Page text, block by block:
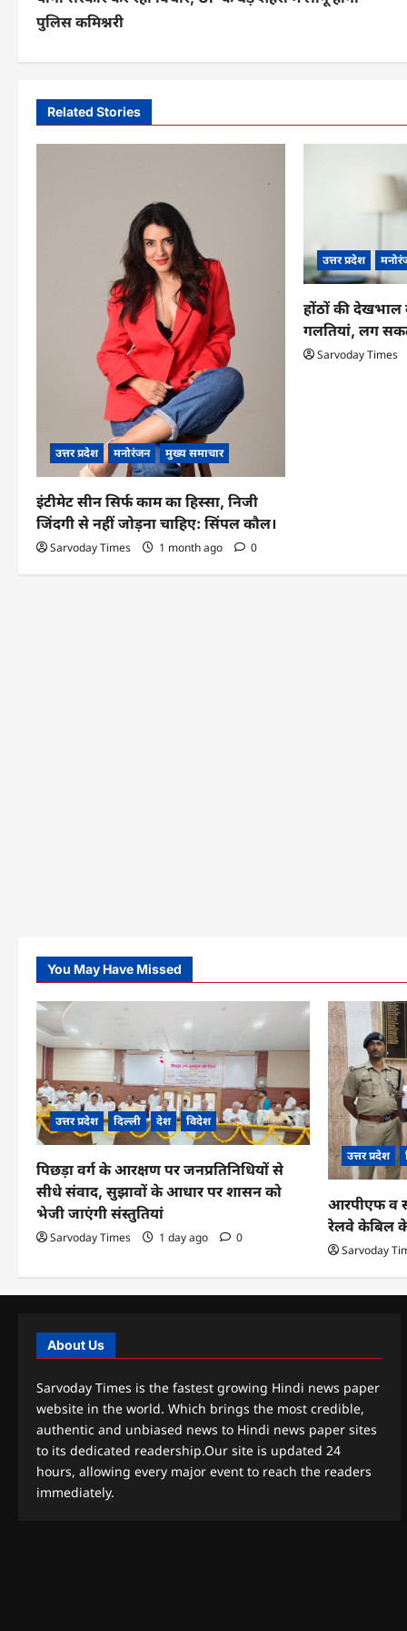
o
n
a
पुलिस कमिश्नरी
Related Stories
उत्तर प्रदेश मनोरंजन मुख्य समाचार
इंटीमेट सीन सिर्फ काम का हिस्सा, निजी
जिंदगी से नहीं जोड़ना चाहिए: सिंपल कौल।
Sarvoday Times 1 month ago 0
उत्तर प्रदेश
होंठों की
गलतियां, लग
Sarvoday Times
You May Have Missed
उत्तर प्रदेश दिल्ली देश विदेश
पिछड़ा वर्ग के आरक्षण पर जनप्रतिनिधियों से
सीधे संवाद, सुझावों के आधार पर शासन को
भेजी जाएंगी संस्तुतियां
Sarvoday Times 1 day ago 0
उत्तर प्रदेश
आरपीएफ व
रेलवे केबिल
Sarvoday
About Us
Sarvoday Times is the fastest growing Hindi news paper
website in the world. Which brings the most credible,
authentic and unbiased news to Hindi news paper sites
to its dedicated readership.Our site is updated 24
hours, allowing every major event to reach the readers
immediately.